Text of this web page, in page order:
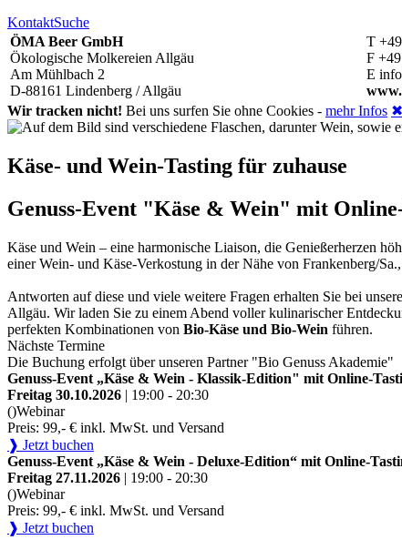
KontaktSuche
ÖMA Beer GmbH
Ökologische Molkereien Allgäu
Am Mühlbach 2
D-88161 Lindenberg / Allgäu
T
F
E
Wir tracken nicht! Bei uns surfen Sie ohne Cookies - mehr Infos ✖
Käse- und Wein-Tasting für zuhause
Genuss-Event "Käse & Wein" mit
Käse und Wein – eine harmonische Liaison, die Genießerherzen
einer Wein- und Käse-Verkostung in der Nähe von Frankenberg/
Antworten auf diese und viele weitere Fragen erhalten Sie bei
Allgäu. Wir laden Sie zu einem Abend voller kulinarischer
perfekten Kombinationen von Bio-Käse und Bio-Wein führen.
Nächste Termine
Die Buchung erfolgt über unseren Partner "Bio Genuss Akademie"
Genuss-Event „Käse & Wein - Klassik-Edition" mit Online-
Freitag 30.10.2026 | 19:00 - 20:30
()Webinar
Preis: 99,- € inkl. MwSt. und Versand
❱ Jetzt buchen
Genuss-Event „Käse & Wein - Deluxe-Edition“ mit Online-
Freitag 27.11.2026 | 19:00 - 20:30
()Webinar
Preis: 99,- € inkl. MwSt. und Versand
❱ Jetzt buchen